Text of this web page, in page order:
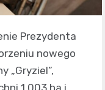
Prezydenta
nowego
„Gryziel”,
1,003 ha i